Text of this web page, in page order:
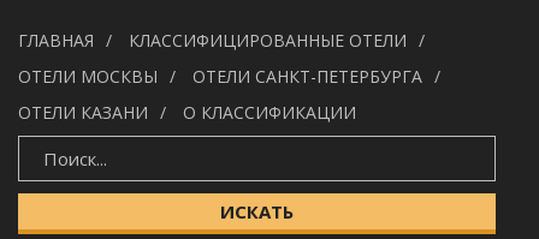
ИСКАТЬ
ГЛАВНАЯ
КЛАССИФИЦИРОВАННЫЕ ОТЕЛИ
ОТЕЛИ МОСКВЫ
ОТЕЛИ САНКТ-ПЕТЕРБУРГА
ОТЕЛИ КАЗАНИ
О КЛАССИФИКАЦИИ
ИСКАТЬ